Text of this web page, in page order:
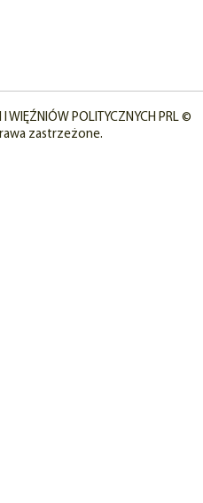
WIĘŹNIÓW POLITYCZNYCH PRL ©
zastrzeżone.